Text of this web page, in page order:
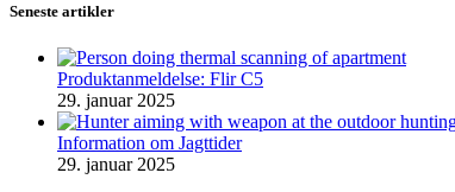
Seneste artikler
Produktanmeldelse: Flir C5
29. januar 2025
Information om Jagttider
29. januar 2025